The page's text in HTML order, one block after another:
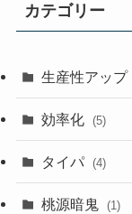
カテゴリー
生産性アップ
効率化 (5)
タイパ (4)
桃源暗鬼 (1)